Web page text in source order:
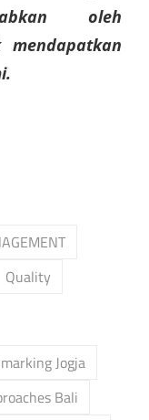
oleh
Quality
Jogja
Bali